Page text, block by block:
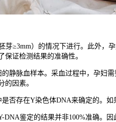
≥3mm）的情况下进行。此外，
证检测结果的准确性。
脉血样本。采血过程中，孕妇
的因素。
存在Y染色体DNA来确定的。如
鉴定的结果并非100%准确。